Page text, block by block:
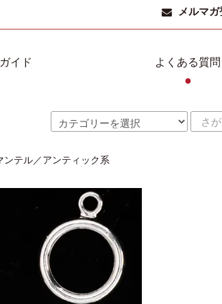
メルマ
イド よくある質問
●
ンテル／アンティック系